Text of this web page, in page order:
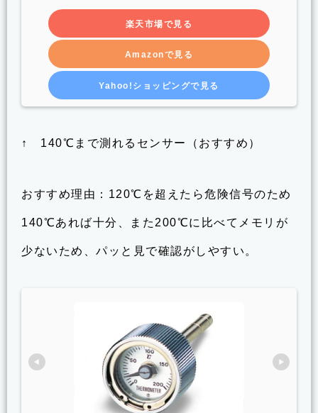
楽天市場で見る
Amazonで見る
Yahoo!ショッピングで見る
↑ 140℃まで測れるセンサー（おすすめ）
おすすめ理由：120℃を超えたら危険信号のため
140℃あれば十分、また200℃に比べてメモリが
少ないため、パッと見で確認がしやすい。